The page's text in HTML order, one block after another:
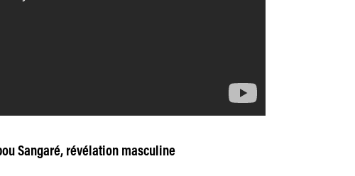
Sangaré, révélation masculine